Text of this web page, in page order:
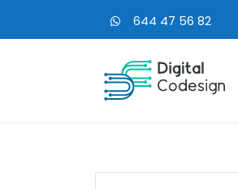
644 47 56 82